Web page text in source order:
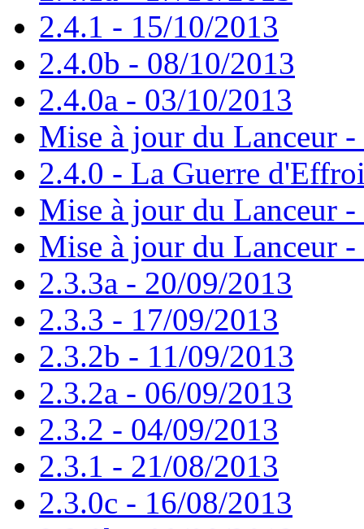
2.4.1 - 15/10/2013
2.4.0b - 08/10/2013
2.4.0a - 03/10/2013
Mise à jour du Lanceur
2.4.0 - La Guerre
Mise à jour du Lanceur
Mise à jour du Lanceur
2.3.3a - 20/09/2013
2.3.3 - 17/09/2013
2.3.2b - 11/09/2013
2.3.2a - 06/09/2013
2.3.2 - 04/09/2013
2.3.1 - 21/08/2013
2.3.0c - 16/08/2013